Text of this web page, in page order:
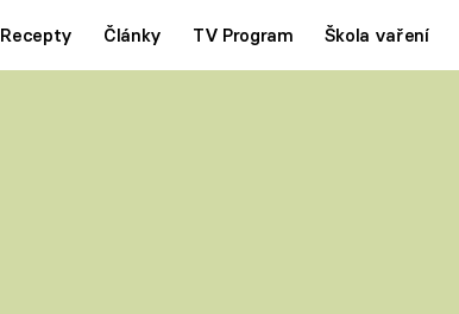
Recepty Články TV Program Škola vaření